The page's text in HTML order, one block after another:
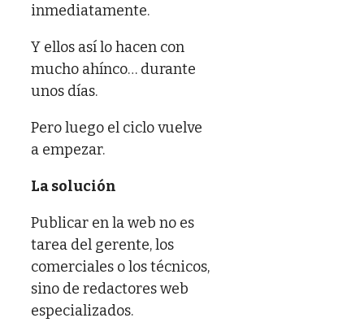
inmediatamente.
Y ellos así lo hacen con
mucho ahínco… durante
unos días.
Pero luego el ciclo vuelve
a empezar.
La solución
Publicar en la web no es
tarea del gerente, los
comerciales o los técnicos,
sino de redactores web
especializados.